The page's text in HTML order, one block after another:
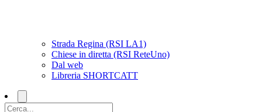
Strada Regina (RSI LA1)
Chiese in diretta (RSI ReteUno)
Dal web
Libreria SHORTCATT